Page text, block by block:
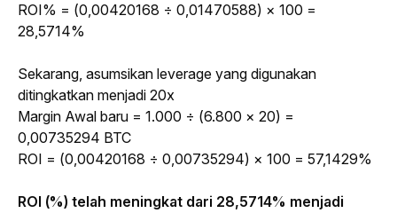
ROI% = (0,00420168 ÷ 0,01470588) × 100 =
28,5714%
Sekarang, asumsikan leverage yang digunakan
ditingkatkan menjadi 20x
Margin Awal baru = 1.000 ÷ (6.800 × 20) =
0,00735294 BTC
ROI = (0,00420168 ÷ 0,00735294) × 100 = 57,1429%
ROI (%) telah meningkat dari 28,5714% menjadi